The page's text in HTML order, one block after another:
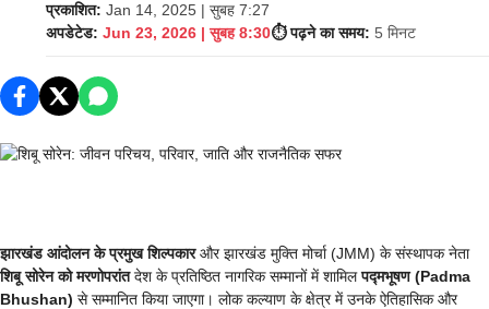
प्रकाशित: Jan 14, 2025 | सुबह 7:27
अपडेटेड: Jun 23, 2026 | सुबह 8:30⏱️ पढ़ने का समय: 5 मिनट
झारखंड आंदोलन के प्रमुख शिल्पकारऔर झारखंड मुक्ति मोर्चा (JMM) के संस्थापक नेता
शिबू सोरेन को मरणोपरांतदेश के प्रतिष्ठित नागरिक सम्मानों में शामिलपद्मभूषण (Padma
Bhushan) से सम्मानित किया जाएगा। लोक कल्याण के क्षेत्र में उनके ऐतिहासिक और